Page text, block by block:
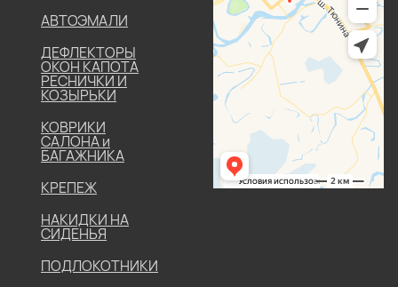
АВТОЭМАЛИ
ДЕФЛЕКТОРЫ
ОКОН КАПОТА
РЕСНИЧКИ И
КОЗЫРЬКИ
КОВРИКИ
САЛОНА и
БАГАЖНИКА
КРЕПЕЖ
НАКИДКИ НА
СИДЕНЬЯ
ПОДЛОКОТНИКИ